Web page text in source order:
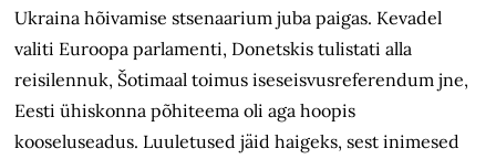
Ukraina hõivamise stsenaarium juba paigas. Kevadel
valiti Euroopa parlamenti, Donetskis tulistati alla
reisilennuk, Šotimaal toimus iseseisvusreferendum jne,
Eesti ühiskonna põhiteema oli aga hoopis
kooseluseadus. Luuletused jäid haigeks, sest inimesed